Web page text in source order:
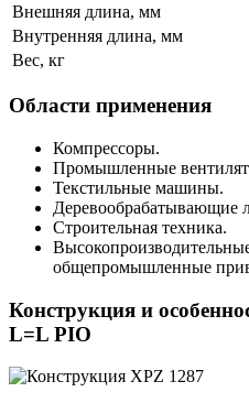
Внешняя длина, мм
Внутренняя длина, мм
Вес, кг
Области применения
Компрессоры.
Промышленные
Текстильные машины.
Деревообрабатывающие
Строительная техника.
общепромышленные
Конструкция и
L=L PIO